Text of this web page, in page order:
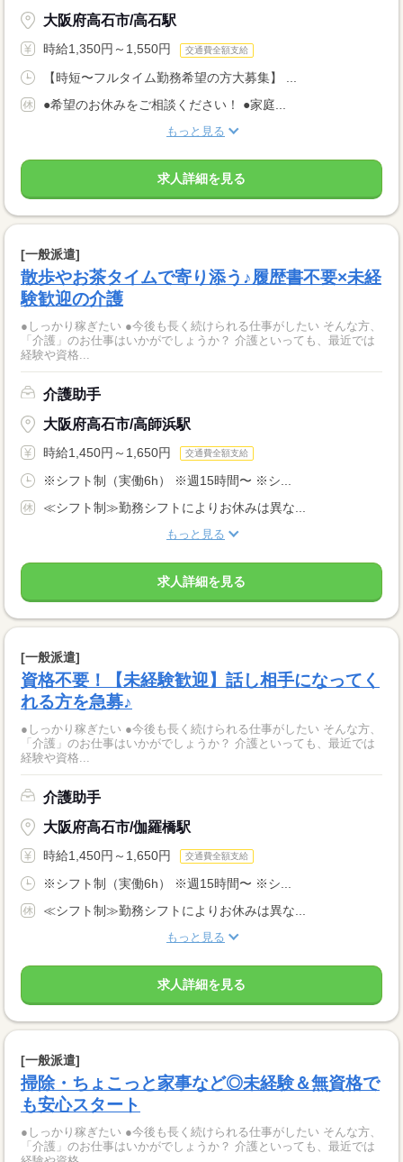
大阪府高石市/高石駅
時給1,350円～1,550円 交通費全額支給
【時短〜フルタイム勤務希望の方大募集】 ...
●希望のお休みをご相談ください！ ●家庭...
もっと見る
求人詳細を見る
[一般派遣]
散歩やお茶タイムで寄り添う♪履歴書不要×未経
験歓迎の介護
●しっかり稼ぎたい ●今後も長く続けられる仕事がしたい そんな方、
「介護」のお仕事はいかがでしょうか？ 介護といっても、最近では
経験や資格...
介護助手
大阪府高石市/高師浜駅
時給1,450円～1,650円 交通費全額支給
※シフト制（実働6h） ※週15時間〜 ※シ...
≪シフト制≫勤務シフトによりお休みは異な...
もっと見る
求人詳細を見る
[一般派遣]
資格不要！【未経験歓迎】話し相手になってく
れる方を急募♪
●しっかり稼ぎたい ●今後も長く続けられる仕事がしたい そんな方、
「介護」のお仕事はいかがでしょうか？ 介護といっても、最近では
経験や資格...
介護助手
大阪府高石市/伽羅橋駅
時給1,450円～1,650円 交通費全額支給
※シフト制（実働6h） ※週15時間〜 ※シ...
≪シフト制≫勤務シフトによりお休みは異な...
もっと見る
求人詳細を見る
[一般派遣]
掃除・ちょこっと家事など◎未経験＆無資格で
も安心スタート
●しっかり稼ぎたい ●今後も長く続けられる仕事がしたい そんな方、
「介護」のお仕事はいかがでしょうか？ 介護といっても、最近では